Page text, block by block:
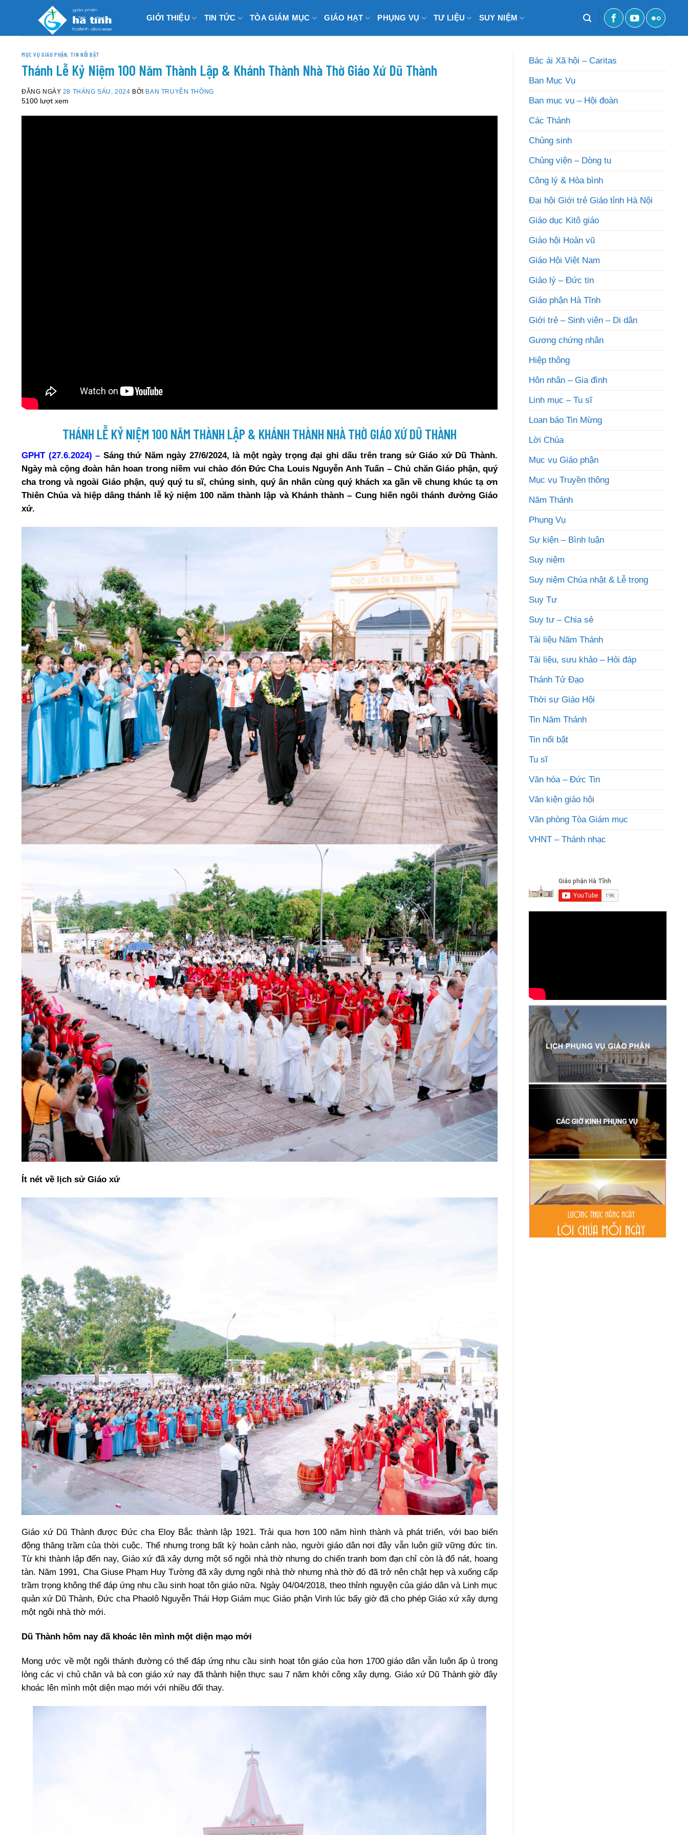
GIỚI THIỆU TIN TỨC TÒA GIÁM MỤC GIÁO HẠT PHỤNG VỤ TƯ LIỆU SUY NIỆM
MỤC VỤ GIÁO PHẬN, TIN NỔI BẬT
Thánh Lễ Kỷ Niệm 100 Năm Thành Lập & Khánh Thành Nhà Thờ Giáo Xứ Dũ Thành
ĐĂNG NGÀY 28 THÁNG SÁU, 2024 BỞI BAN TRUYỀN THÔNG
5100 lượt xem
THÁNH LỄ KỶ NIỆM 100 NĂM THÀNH LẬP & KHÁNH THÀNH NHÀ THỜ GIÁO XỨ DŨ THÀNH
GPHT (27.6.2024) – Sáng thứ Năm ngày 27/6/2024, là một ngày trọng đại ghi dấu trên trang sử Giáo xứ Dũ Thành.
Ngày mà cộng đoàn hân hoan trong niềm vui chào đón Đức Cha Louis Nguyễn Anh Tuấn – Chủ chăn Giáo phận, quý
cha trong và ngoài Giáo phận, quý quý tu sĩ, chủng sinh, quý ân nhân cùng quý khách xa gần về chung khúc tạ ơn
Thiên Chúa và hiệp dâng thánh lễ kỷ niệm 100 năm thành lập và Khánh thành – Cung hiến ngôi thánh đường Giáo
xứ.
Ít nét về lịch sử Giáo xứ
Giáo xứ Dũ Thành được Đức cha Eloy Bắc thành lập 1921. Trải qua hơn 100 năm hình thành và phát triển, với bao biến
động thăng trầm của thời cuộc. Thế nhưng trong bất kỳ hoàn cảnh nào, người giáo dân nơi đây vẫn luôn giữ vững đức tin.
Từ khi thành lập đến nay, Giáo xứ đã xây dựng một số ngôi nhà thờ nhưng do chiến tranh bom đạn chỉ còn là đổ nát, hoang
tàn. Năm 1991, Cha Giuse Phạm Huy Tường đã xây dựng ngôi nhà thờ nhưng nhà thờ đó đã trở nên chật hẹp và xuống cấp
trầm trọng không thể đáp ứng nhu cầu sinh hoạt tôn giáo nữa. Ngày 04/04/2018, theo thỉnh nguyện của giáo dân và Linh mục
quản xứ Dũ Thành, Đức cha Phaolô Nguyễn Thái Hợp Giám mục Giáo phận Vinh lúc bấy giờ đã cho phép Giáo xứ xây dựng
một ngôi nhà thờ mới.
Dũ Thành hôm nay đã khoác lên mình một diện mạo mới
Mong ước về một ngôi thánh đường có thể đáp ứng nhu cầu sinh hoạt tôn giáo của hơn 1700 giáo dân vẫn luôn ấp ủ trong
lòng các vị chủ chăn và bà con giáo xứ nay đã thành hiện thực sau 7 năm khởi công xây dựng. Giáo xứ Dũ Thành giờ đây
khoác lên mình một diện mạo mới với nhiều đổi thay.
Bác ái Xã hội – Caritas
Ban Mục Vụ
Ban mục vụ – Hội đoàn
Các Thánh
Chủng sinh
Chủng viện – Dòng tu
Công lý & Hòa bình
Đại hội Giới trẻ Giáo tỉnh Hà Nội
Giáo dục Kitô giáo
Giáo hội Hoàn vũ
Giáo Hội Việt Nam
Giáo lý – Đức tin
Giáo phận Hà Tĩnh
Giới trẻ – Sinh viên – Di dân
Gương chứng nhân
Hiệp thông
Hôn nhân – Gia đình
Linh mục – Tu sĩ
Loan báo Tin Mừng
Lời Chúa
Mục vụ Giáo phận
Mục vụ Truyền thông
Năm Thánh
Phụng Vụ
Sự kiện – Bình luận
Suy niệm
Suy niệm Chúa nhật & Lễ trọng
Suy Tư
Suy tư – Chia sẻ
Tài liệu Năm Thánh
Tài liệu, sưu khảo – Hỏi đáp
Thánh Tử Đạo
Thời sự Giáo Hội
Tin Năm Thánh
Tin nổi bật
Tu sĩ
Văn hóa – Đức Tin
Văn kiện giáo hội
Văn phòng Tòa Giám mục
VHNT – Thánh nhạc